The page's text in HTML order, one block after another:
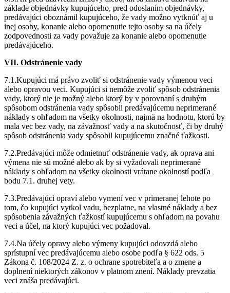
základe objednávky kupujúceho, pred odoslaním objednávky,
predávajúci oboznámil kupujúceho, že vady možno vytknúť aj u
inej osoby, konanie alebo opomenutie tejto osoby sa na účely
zodpovednosti za vady považuje za konanie alebo opomenutie
predávajúceho.
VII. Odstránenie vady
7.1.Kupujúci má právo zvoliť si odstránenie vady výmenou veci
alebo opravou veci. Kupujúci si nemôže zvoliť spôsob odstránenia
vady, ktorý nie je možný alebo ktorý by v porovnaní s druhým
spôsobom odstránenia vady spôsobil predávajúcemu neprimerané
náklady s ohľadom na všetky okolnosti, najmä na hodnotu, ktorú by
mala vec bez vady, na závažnosť vady a na skutočnosť, či by druhý
spôsob odstránenia vady spôsobil kupujúcemu značné ťažkosti.
7.2.Predávajúci môže odmietnuť odstránenie vady, ak oprava ani
výmena nie sú možné alebo ak by si vyžadovali neprimerané
náklady s ohľadom na všetky okolnosti vrátane okolností podľa
bodu 7.1. druhej vety.
7.3.Predávajúci opraví alebo vymení vec v primeranej lehote po
tom, čo kupujúci vytkol vadu, bezplatne, na vlastné náklady a bez
spôsobenia závažných ťažkostí kupujúcemu s ohľadom na povahu
veci a účel, na ktorý kupujúci vec požadoval.
7.4.Na účely opravy alebo výmeny kupujúci odovzdá alebo
sprístupní vec predávajúcemu alebo osobe podľa § 622 ods. 5
Zákona č. 108/2024 Z. z. o ochrane spotrebiteľa a o zmene a
doplnení niektorých zákonov v platnom znení. Náklady prevzatia
veci znáša predávajúci.